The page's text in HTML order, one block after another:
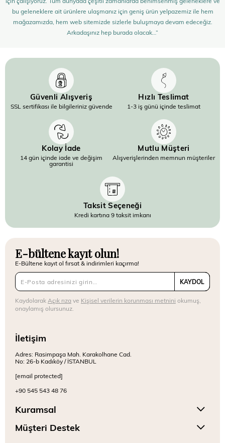
bu geleneklere ait ürünlere ulaşmanız için geniş ürün yelpazemiz ile hem
mağazamızda, hem web sitemizde sizlerle buluşmaya devam edeceğiz.
Arkadaşınız hep burada olacak…”
Güvenli Alışveriş
SSL sertifikası ile bilgileriniz güvende
Hızlı Teslimat
1-3 iş günü içinde teslimat
Kolay İade
14 gün içinde iade ve değişim
garantisi
Mutlu Müşteri
Alışverişlerinden memnun müşteriler
Taksit Seçeneği
Kredi kartına 9 taksit imkanı
E-bültene kayıt olun!
E-Bültene kayıt ol fırsat & indirimleri kaçırma!
KAYDOL
KaydolarakAçık rızave Kişisel verilerin korunması metnini okumuş,
onaylamış olursunuz.
İletişim
Adres: Rasimpaşa Mah. Karakolhane Cad.
No: 26-b Kadıköy / İSTANBUL
[email protected]
+90 545 543 48 76
Kuramsal
Müşteri Destek